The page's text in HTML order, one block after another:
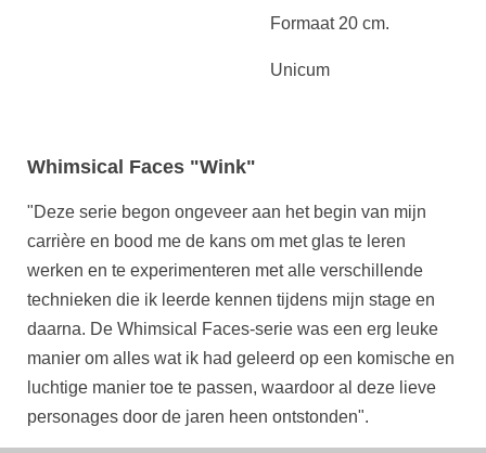
Formaat 20 cm.
Unicum
Whimsical Faces "Wink"
"Deze serie begon ongeveer aan het begin van mijn
carrière en bood me de kans om met glas te leren
werken en te experimenteren met alle verschillende
technieken die ik leerde kennen tijdens mijn stage en
daarna. De Whimsical Faces-serie was een erg leuke
manier om alles wat ik had geleerd op een komische en
luchtige manier toe te passen, waardoor al deze lieve
personages door de jaren heen ontstonden".